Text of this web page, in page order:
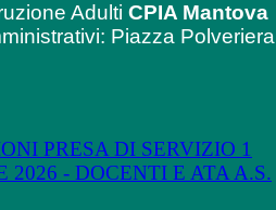
Adulti CPIA Mantova
Piazza
PRESA DI SERVIZIO 1
2026 - DOCENTI E ATA A.S.